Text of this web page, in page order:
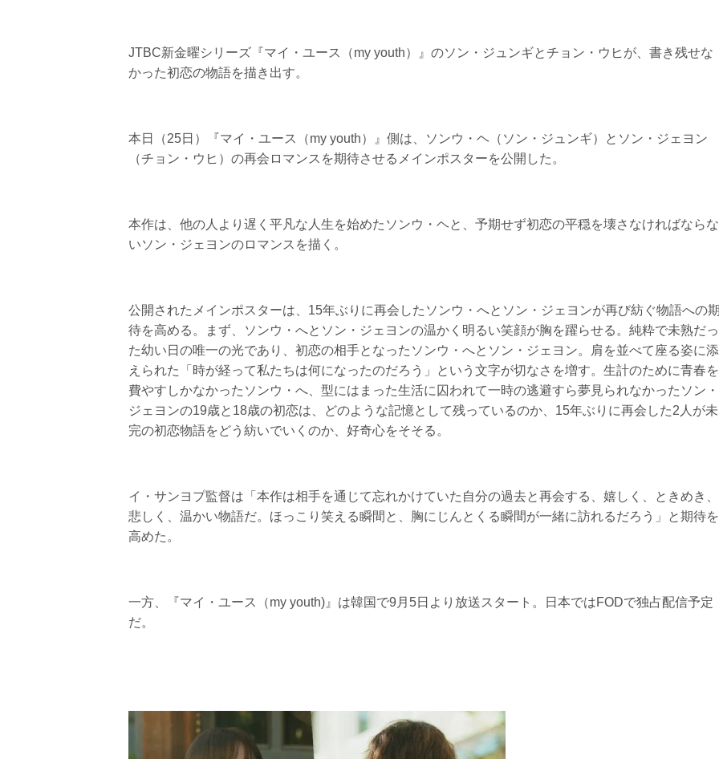
JTBC新金曜シリーズ『マイ・ユース（my youth）』のソン・ジュンギとチョン・ウヒが、書き残せな
かった初恋の物語を描き出す。
本日（25日）『マイ・ユース（my youth）』側は、ソンウ・ヘ（ソン・ジュンギ）とソン・ジェヨン
（チョン・ウヒ）の再会ロマンスを期待させるメインポスターを公開した。
本作は、他の人より遅く平凡な人生を始めたソンウ・ヘと、予期せず初恋の平穏を壊さなければならな
いソン・ジェヨンのロマンスを描く。
公開されたメインポスターは、15年ぶりに再会したソンウ・へとソン・ジェヨンが再び紡ぐ物語への
待を高める。まず、ソンウ・へとソン・ジェヨンの温かく明るい笑顔が胸を躍らせる。純粋で未熟だっ
た幼い日の唯一の光であり、初恋の相手となったソンウ・へとソン・ジェヨン。肩を並べて座る姿に添
えられた「時が経って私たちは何になったのだろう」という文字が切なさを増す。生計のために青春を
費やすしかなかったソンウ・へ、型にはまった生活に囚われて一時の逃避すら夢見られなかったソン・
ジェヨンの19歳と18歳の初恋は、どのような記憶として残っているのか、15年ぶりに再会した2人が未
完の初恋物語をどう紡いでいくのか、好奇心をそそる。
イ・サンヨプ監督は「本作は相手を通じて忘れかけていた自分の過去と再会する、嬉しく、ときめき、
悲しく、温かい物語だ。ほっこり笑える瞬間と、胸にじんとくる瞬間が一緒に訪れるだろう」と期待を
高めた。
一方、『マイ・ユース（my youth)』は韓国で9月5日より放送スタート。日本ではFODで独占配信予定
だ。